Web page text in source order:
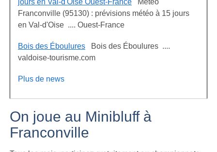
jours en Val-d'Oise Ouest-France Météo
Franconville (95130) : prévisions météo à 15 jours
en Val-d'Oise .... Ouest-France
Bois des Éboulures Bois des Éboulures ....
valdoise-tourisme.com
Plus de news
On joue au Minibluff à
Franconville